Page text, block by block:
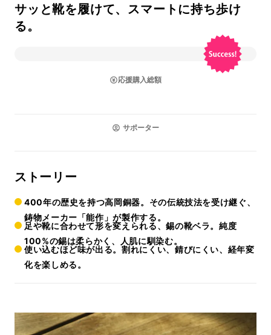
サッと靴を履けて、スマートに持ち歩け
る。
応援購入総額
サポーター
ストーリー
400年の歴史を持つ高岡銅器。その伝統技法を受け継ぐ、
鋳物メーカー「能作」が製作する。
足や靴に合わせて形を変えられる、錫の靴ベラ。純度
100%の錫は柔らかく、人肌に馴染む。
使い込むほど味が出る。割れにくい、錆びにくい、経年変
化を楽しめる。